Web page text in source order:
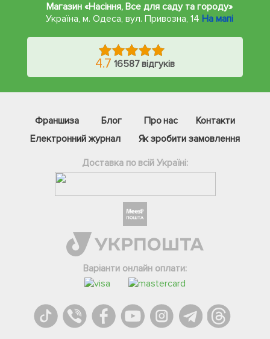
Магазин «Насіння, Все для саду та городу»
Україна, м. Одеса,вул. Привозна, 14 На мапі
4.7 16587 відгуків
Франшиза Блог Про нас
Контакти
Електронний журнал
Як зробити замовлення
Доставка по всій Україні:
Варіанти онлайн оплати:
Телеграм
Вайбер
Онлайн чат